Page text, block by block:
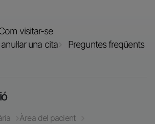
visitar-se
una cita
Preguntes freqüents
Àrea del pacient